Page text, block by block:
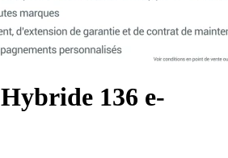
Hybride 136 e-